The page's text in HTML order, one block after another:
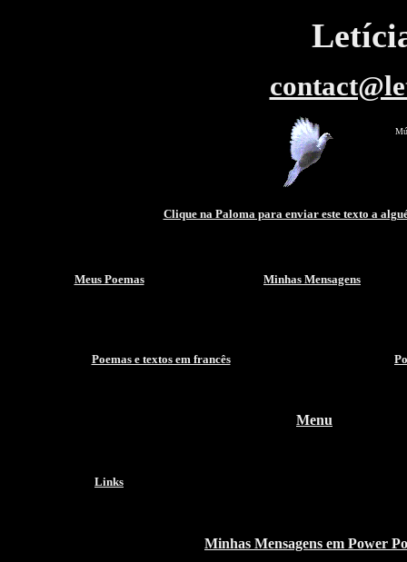
Clique na Paloma para enviar este texto a
Meus Poemas Minhas Mensagens
Poemas e textos em francês
Menu
Links
Minhas Mensagens em Power